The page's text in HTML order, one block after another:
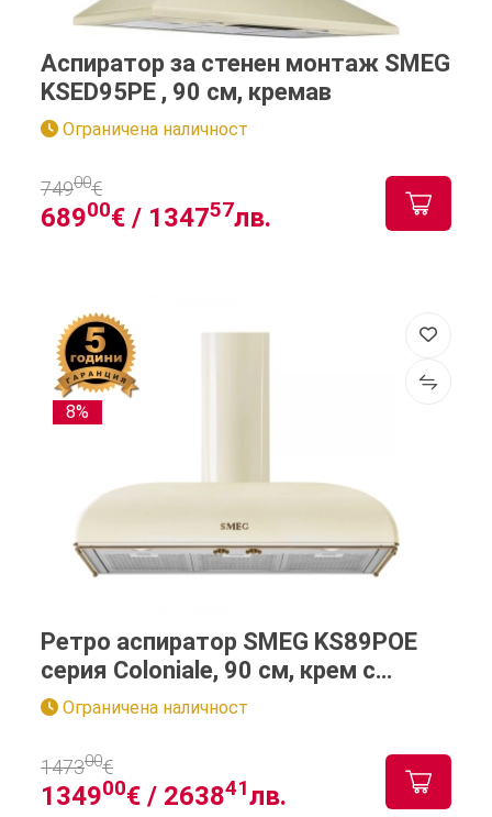
Аспиратор за стенен монтаж SMEG
KSED95PE , 90 см, кремав
Ограничена наличност
68900€ / 134757лв.
74900€
8%
Ретро аспиратор SMEG KS89POE
серия Coloniale, 90 см, крем с
месинг
Ограничена наличност
134900€ / 263841лв.
147300€